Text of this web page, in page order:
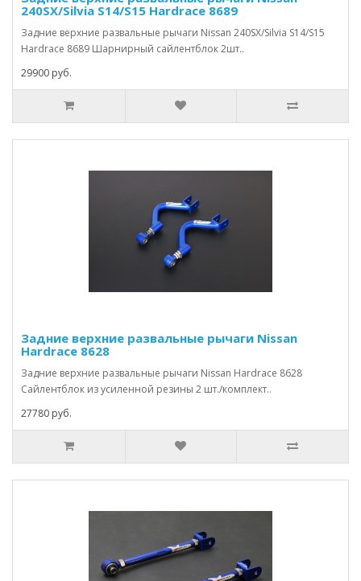
240SX/Silvia S14/S15 Hardrace 8689
Задние верхние развальные рычаги Nissan 240SX/Silvia S14/S15
Hardrace 8689 Шарнирный сайлентблок 2шт..
29900 руб.
Задние верхние развальные рычаги Nissan
Hardrace 8628
Задние верхние развальные рычаги Nissan Hardrace 8628
Сайлентблок из усиленной резины 2 шт./комплект..
27780 руб.